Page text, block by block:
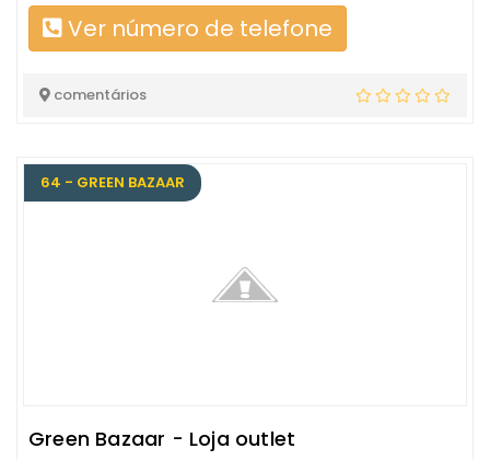
Ver número de telefone
comentários
64 - GREEN BAZAAR
Green Bazaar - Loja outlet